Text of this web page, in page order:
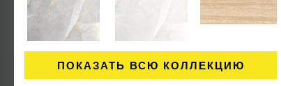
ПОКАЗАТЬ ВСЮ КОЛЛЕКЦИЮ